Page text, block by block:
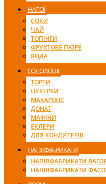
НАПОЇ
СОКИ
ЧАЙ
ТОПІНГИ
ФРУКТОВЕ ПЮРЕ
ВОДА
СОЛОДОЩІ
ТОРТИ
ЦУКЕРКИ
МАКАРОНС
ДОНАТ
МАФІНИ
ЕКЛЕРИ
ДЛЯ КОНДИТЕРІВ
НАПІВФАБРИКАТИ
НАПІВФАБРИКАТИ
НАПІВФАБРИКАТИ